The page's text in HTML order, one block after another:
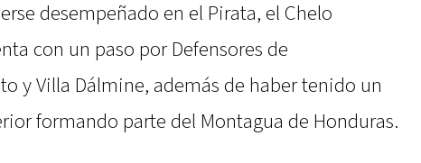
desempeñado en el Pirata, el Chelo
con un paso por Defensores de
y Villa Dálmine, además de haber tenido un
formando parte del Montagua de Honduras.